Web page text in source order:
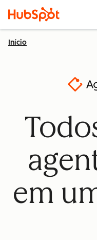
Início
em